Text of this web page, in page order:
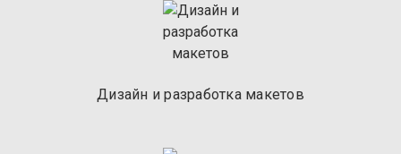
Дизайн иразработка макетов